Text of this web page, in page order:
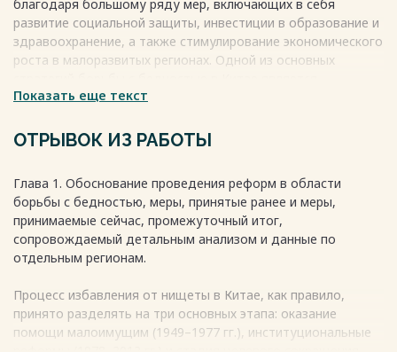
благодаря большому ряду мер, включающих в себя
развитие социальной защиты, инвестиции в образование и
здравоохранение, а также стимулирование экономического
роста в малоразвитых регионах. Одной из основных
программа «Сельская революция», которая направлена на
и условий труда крестьян. Путем инвестиций в сельское
правительство Китая стремится уменьшить разрыв между
городом и деревней и обеспечить равные возможности
для всех граждан. Кроме того, Китай активно развивает
социальную защиту, включая программы по
предоставлению пособий по безработице, пенсионные
на улучшение социального благосостояния населения и
снижение уровня неравенства в обществе. Важным
элементом социально-экономической политики Китая
Показать еще текст
ОТРЫВОК ИЗ РАБОТЫ
Глава 1. Обоснование проведения реформ в области
борьбы с бедностью, меры, принятые ранее и меры,
принимаемые сейчас, промежуточный итог,
сопровождаемый детальным анализом и данные по
отдельным регионам.
Процесс избавления от нищеты в Китае, как правило,
принято разделять на три основных этапа: оказание
помощи малоимущим (1949–1977 гг.), институциональные